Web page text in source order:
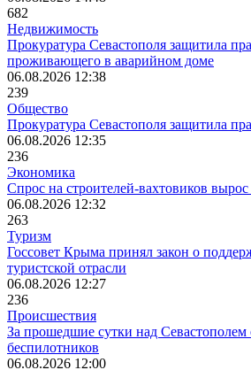
682
Недвижимость
Прокуратура Севастополя защитила
проживающего в аварийном доме
06.08.2026 12:38
239
Общество
Прокуратура Севастополя защитила
06.08.2026 12:35
236
Экономика
Спрос на строителей-вахтовиков вырос
06.08.2026 12:32
263
Туризм
Госсовет Крыма принял закон о
туристской отрасли
06.08.2026 12:27
236
Происшествия
За прошедшие сутки над Севастополем
беспилотников
06.08.2026 12:00